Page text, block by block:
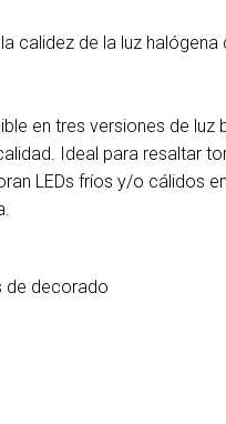
calidez de la luz
en tres versiones de luz
Ideal para resaltar
LEDs fríos y/o cálidos
de decorado